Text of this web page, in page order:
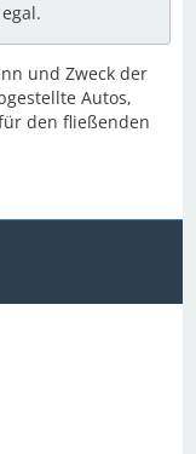
und Zweck der
Autos,
den fließenden